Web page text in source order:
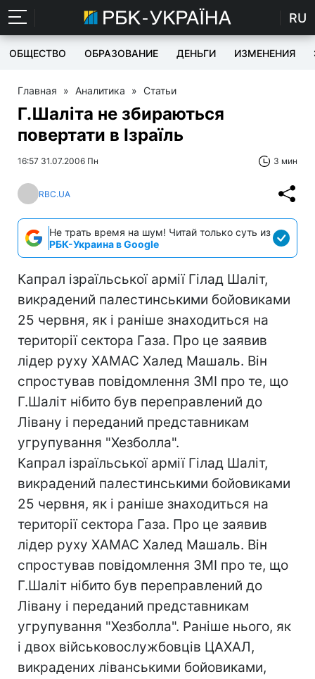
RU
ОБЩЕСТВО ОБРАЗОВАНИЕ ДЕНЬГИ ИЗМЕНЕНИЯ
Главная » Аналитика » Статьи
Г.Шаліта не збираються
повертати в Ізраїль
16:57 31.07.2006 Пн 3 мин
RBC.UA
Не трать время на шум! Читай только суть из
РБК-Украина в Google
Капрал ізраїльської армії Гілад Шаліт,
викрадений палестинськими бойовиками
25 червня, як і раніше знаходиться на
території сектора Газа. Про це заявив
лідер руху ХАМАС Халед Машаль. Він
спростував повідомлення ЗМІ про те, що
Г.Шаліт нібито був переправлений до
Лівану і переданий представникам
угрупування "Хезболла".
Капрал ізраїльської армії Гілад Шаліт,
викрадений палестинськими бойовиками
25 червня, як і раніше знаходиться на
території сектора Газа. Про це заявив
лідер руху ХАМАС Халед Машаль. Він
спростував повідомлення ЗМІ про те, що
Г.Шаліт нібито був переправлений до
Лівану і переданий представникам
угрупування "Хезболла". Раніше нього, як
і двох військовослужбовців ЦАХАЛ,
викрадених ліванськими бойовиками,